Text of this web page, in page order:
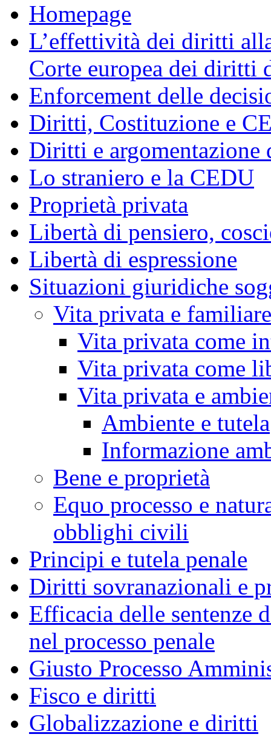
Homepage
L’effettività dei diritti
Corte europea dei diritti
Enforcement delle
Diritti, Costituzione e
Diritti e argomentazione
Lo straniero e la CEDU
Proprietà privata
Libertà di pensiero,
Libertà di espressione
Situazioni giuridiche
Vita privata e familiare
Vita privata come
Vita privata come
Vita privata e
Ambiente e tutela
Informazione
Bene e proprietà
Equo processo e
obblighi civili
Principi e tutela penale
Diritti sovranazionali e
Efficacia delle sentenze
nel processo penale
Giusto Processo
Fisco e diritti
Globalizzazione e diritti